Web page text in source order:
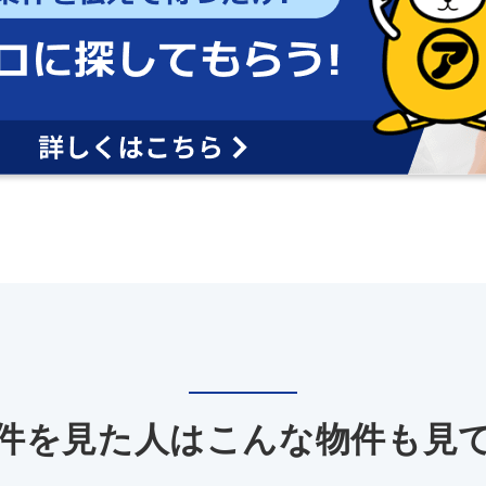
を見た人はこんな物件も見